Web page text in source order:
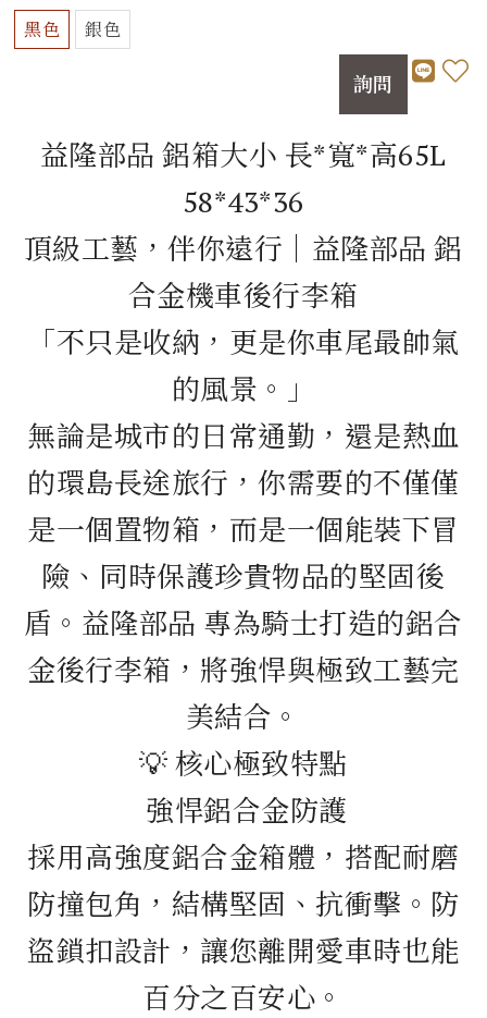
黑色 銀色
詢問
益隆部品 鋁箱大小 長*寬*高65L
58*43*36
頂級工藝，伴你遠行｜益隆部品 鋁
合金機車後行李箱
「不只是收納，更是你車尾最帥氣
的風景。」
無論是城市的日常通勤，還是熱血
的環島長途旅行，你需要的不僅僅
是一個置物箱，而是一個能裝下冒
險、同時保護珍貴物品的堅固後
盾。益隆部品 專為騎士打造的鋁合
金後行李箱，將強悍與極致工藝完
美結合。
💡 核心極致特點
強悍鋁合金防護
採用高強度鋁合金箱體，搭配耐磨
防撞包角，結構堅固、抗衝擊。防
盜鎖扣設計，讓您離開愛車時也能
百分之百安心。